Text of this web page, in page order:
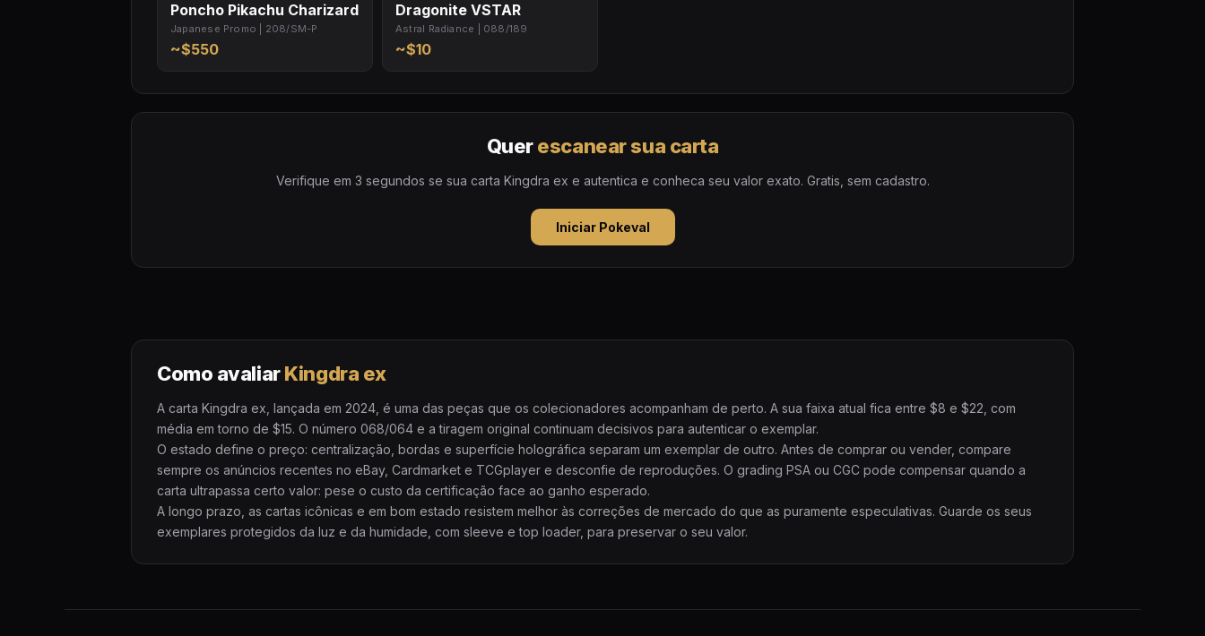
Poncho Pikachu Charizard
Japanese Promo | 208/SM-P
~$550
Dragonite VSTAR
Astral Radiance | 088/189
~$10
Querescanear sua carta
Verifique em 3 segundos se sua carta Kingdra ex e autentica e conheca seu valor exato. Gratis, sem cadastro.
Iniciar Pokeval
Como avaliarKingdra ex
A carta Kingdra ex, lançada em 2024, é uma das peças que os colecionadores acompanham de perto. A sua faixa atual fica entre $8 e $22, com
média em torno de $15. O número 068/064 e a tiragem original continuam decisivos para autenticar o exemplar.
O estado define o preço: centralização, bordas e superfície holográfica separam um exemplar de outro. Antes de comprar ou vender, compare
sempre os anúncios recentes no eBay, Cardmarket e TCGplayer e desconfie de reproduções. O grading PSA ou CGC pode compensar quando a
carta ultrapassa certo valor: pese o custo da certificação face ao ganho esperado.
A longo prazo, as cartas icônicas e em bom estado resistem melhor às correções de mercado do que as puramente especulativas. Guarde os seus
exemplares protegidos da luz e da humidade, com sleeve e top loader, para preservar o seu valor.